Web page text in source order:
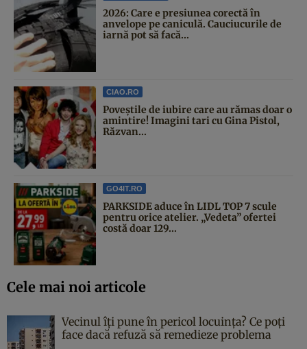
2026: Care e presiunea corectă în
anvelope pe caniculă. Cauciucurile de
iarnă pot să facă...
CIAO.RO
Poveştile de iubire care au rămas doar o
amintire! Imagini tari cu Gina Pistol,
Răzvan...
GO4IT.RO
PARKSIDE aduce în LIDL TOP 7 scule
pentru orice atelier. „Vedeta” ofertei
costă doar 129...
Cele mai noi articole
Vecinul îți pune în pericol locuința? Ce poți
face dacă refuză să remedieze problema